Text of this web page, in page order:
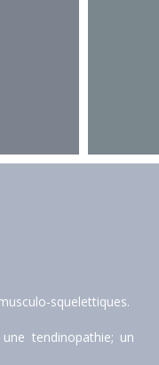
squelettiques.
tendinopathie; un